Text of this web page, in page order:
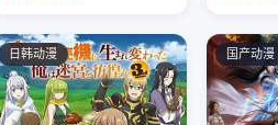
日韩动漫 国产动漫